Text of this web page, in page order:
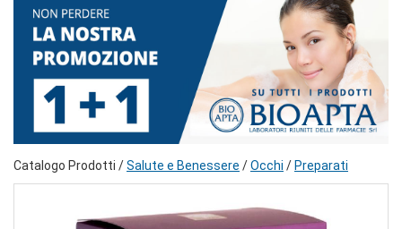
Catalogo Prodotti /Salute e Benessere /Occhi /Preparati